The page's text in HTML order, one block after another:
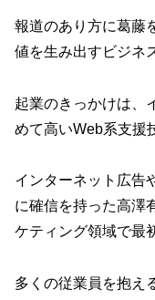
報道のあり方に葛藤
値を生み出すビジネ
起業のきっかけは、
めて高いWeb系支援
インターネット広告
に確信を持った高澤
ケティング領域で最
多くの従業員を抱え